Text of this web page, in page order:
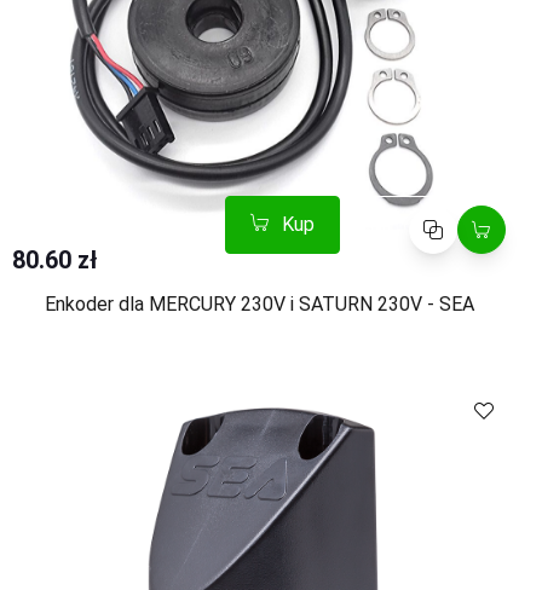
Kup Porównaj
80.60 zł
Enkoder dla MERCURY 230V i SATURN 230V - SEA